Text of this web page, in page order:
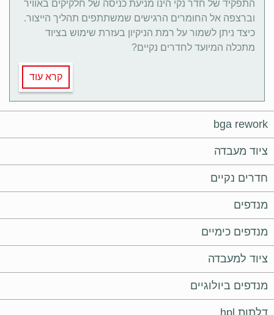
bga rework
ציוד מעבדה
חדרים נקיים
מנדפים
מנדפים כימיים
ציוד למעבדה
מנדפים ביולוגיים
דלתות hpl
התפקיד של חדר נקי הינו מניעת כניסה של חלקיקים באוויר
וברצפה אל החומרים הרגישים שמשתתפים תהליך הייצור.
כיצד ניתן לשמור על רמת הניקיון בעזרת שימוש בציוד
מתכלה המיועד לחדרים נקיים?
קרא עוד